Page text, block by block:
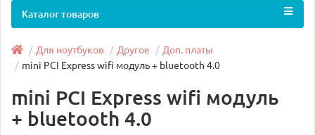
Каталог товаров
Для ноутбуков Другое
Доп. платы
mini PCI Express wifi модуль + bluetooth 4.0
mini PCI Express wifi модуль
+ bluetooth 4.0